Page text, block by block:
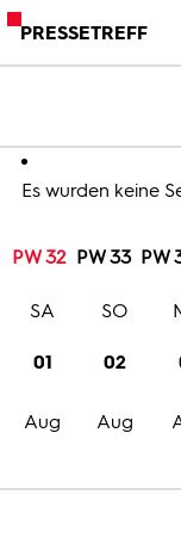
PRESSETREFF
Es wurden keine
PW 32 PW 33 PW
01
Aug
SA
02
Aug
SO